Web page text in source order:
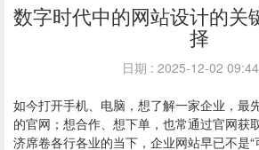
数字时代中的网站设计的关
择
日期 : 2025-12-02
如今打开手机、电脑，想了解一家企业，最
的官网；想合作、想下单，也常通过官网获
济席卷各行各业的当下，企业网站早已不是